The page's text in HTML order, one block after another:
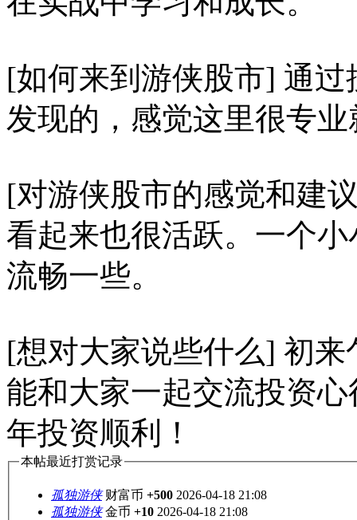
[如何来到游侠股市] 通
发现的，感觉这里很专
[对游侠股市的感觉和建
看起来也很活跃。一个
流畅一些。
[想对大家说些什么] 初
能和大家一起交流投资
年投资顺利！
本帖最近打赏记录
孤独游侠 财富币 +500 2026-04-18 21:08
孤独游侠 金币 +10 2026-04-18 21:08